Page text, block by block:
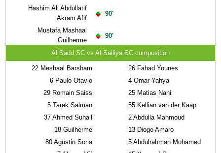
Hashim Ali Abdullatif
Akram Afif
Mustafa Mashaal
Guilherme
90'
90'
Al Sadd SC vs Al Sailiya SC composition
22 Meshaal Barsham
6 Paulo Otavio
29 Romain Saiss
5 Tarek Salman
37 Ahmed Suhail
18 Guilherme
80 Agustin Soria
26 Fahad Younes
4 Omar Yahya
25 Matias Nani
55 Kellian van der Kaap
2 Abdulla Mahmoud
13 Diogo Amaro
5 Abdulrahman Mohamed